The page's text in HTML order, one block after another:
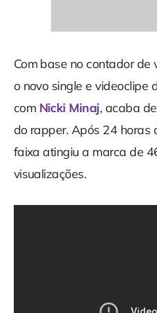
Com base no contador de
o novo single e videoclipe
com Nicki Minaj, acaba
do rapper. Após 24 horas
faixa atingiu a marca de
visualizações.